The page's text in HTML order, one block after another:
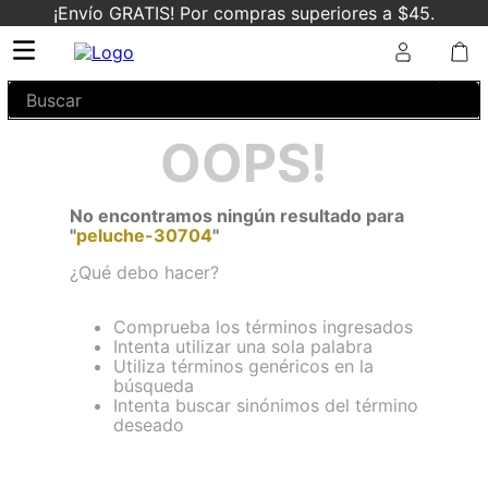
¡Envío GRATIS! Por compras superiores a $45.
Buscar
OOPS!
No encontramos ningún resultado para
"peluche-30704"
¿Qué debo hacer?
Comprueba los términos ingresados
Intenta utilizar una sola palabra
Utiliza términos genéricos en la
búsqueda
Intenta buscar sinónimos del término
deseado